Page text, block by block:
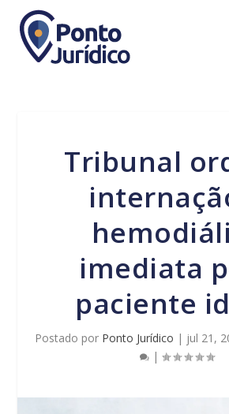
Tribunal ordena
imediata
paciente
Postado por Ponto Jurídico | jul 21,
|